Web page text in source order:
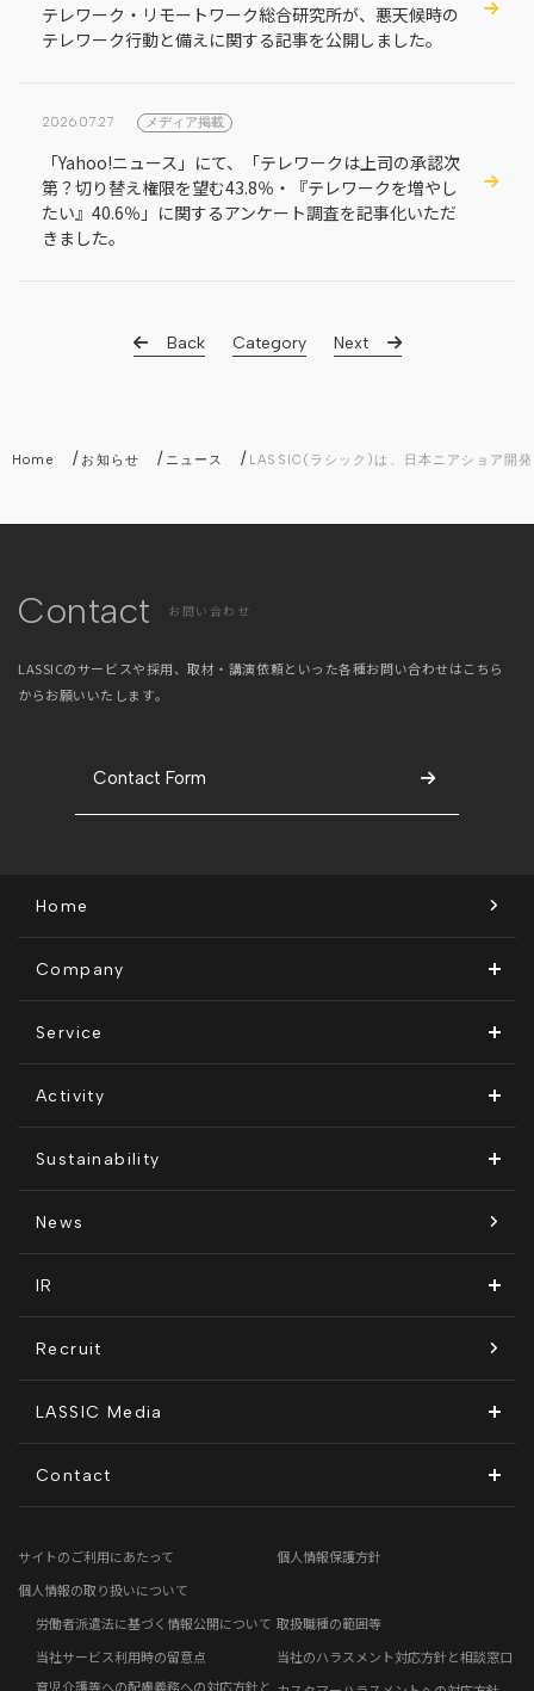
テレワーク・リモートワーク総合研究所が、悪天候時の
テレワーク行動と備えに関する記事を公開しました。
2026.07.27 メディア掲載
「Yahoo!ニュース」にて、「テレワークは上司の承認次
第？切り替え権限を望む43.8％・『テレワークを増やし
たい』40.6％」に関するアンケート調査を記事化いただ
きました。
Back Category Next
Home / お知らせ / ニュース / LASSIC(ラシック)は、日本ニアショア開
Contact お問い合わせ
LASSICのサービスや採用、取材・講演依頼といった各種お問い合わせはこちら
からお願いいたします。
Contact Form
Home
Company
ビジョン・ミッション
会社概要
沿革
Service
Remogu（リモグ）・リラシク
Remoguフリーランス
Activity
メディア運営
テレリモ総研
Sustainability
SDGsに対する取り組み
コンプライアンス推進体制
News
IR
開示情報
コーポレート・ガバナンス
Recruit
LASSIC Media
地方創生コラム
お客さまの声
社員の声
Contact
サイトのご利用にあたって
個人情報保護方針
個人情報の取り扱いについて
労働者派遣法に基づく情報公開について 取扱職種の範囲等
当社サービス利用時の留意点
当社のハラスメント対応方針と相談窓口
育児介護等への配慮義務への対応方針と